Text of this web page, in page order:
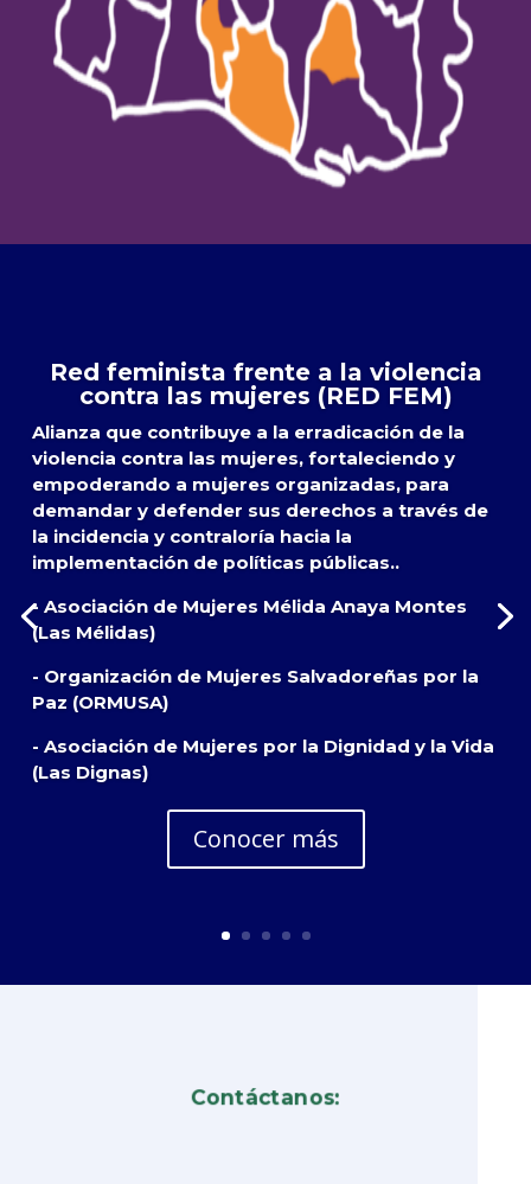
Red feminista frente a la violencia
contra las mujeres (RED FEM)
Alianza que contribuye a la erradicación de la
violencia contra las mujeres, fortaleciendo y
empoderando a mujeres organizadas, para
demandar y defender sus derechos a través de
la incidencia y contraloría hacia la
implementación de políticas públicas..
- Asociación de Mujeres Mélida Anaya Montes
(Las Mélidas)
- Organización de Mujeres Salvadoreñas por la
Paz (ORMUSA)
- Asociación de Mujeres por la Dignidad y la Vida
(Las Dignas)
Conocer más
Contáctanos: